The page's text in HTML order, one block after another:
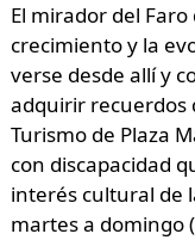
El mirador del
crecimiento y la
verse desde allí y
adquirir recuerdos
Turismo de Plaza
con discapacidad
interés cultural de
martes a domingo